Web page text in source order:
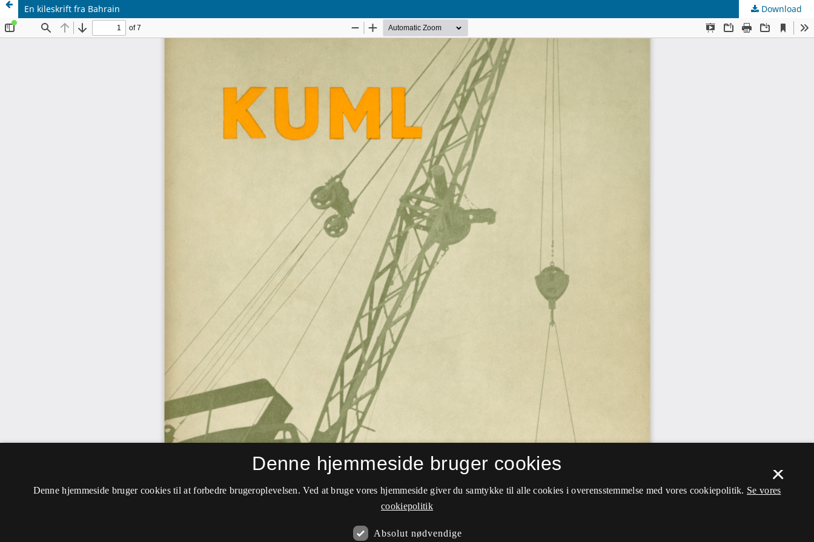
En kileskrift fra Bahrain Download
×
Denne hjemmeside bruger cookies
Denne hjemmeside bruger cookies til at forbedre brugeroplevelsen. Ved at bruge vores hjemmeside giver du samtykke til alle cookies i overensstemmelse med vores cookiepolitik. Se vores
cookiepolitik
Absolut nødvendige